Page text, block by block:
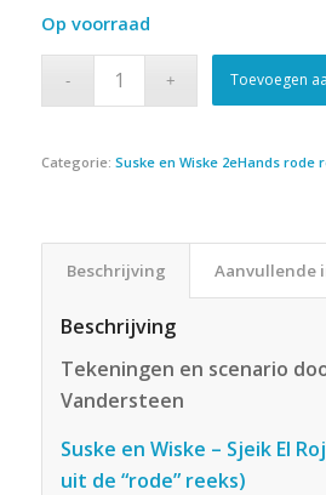
Op voorraad
Toevoegen
Categorie: Suske en Wiske 2eHands rode
Beschrijving Aanvullende
Beschrijving
Tekeningen en scenario
Vandersteen
Suske en Wiske – Sjeik El
uit de “rode” reeks)